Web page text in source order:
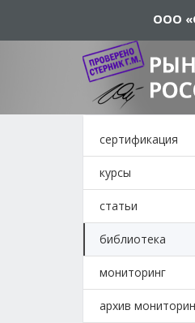
ООО
сертификация
курсы
статьи
библиотека
мониторинг
архив